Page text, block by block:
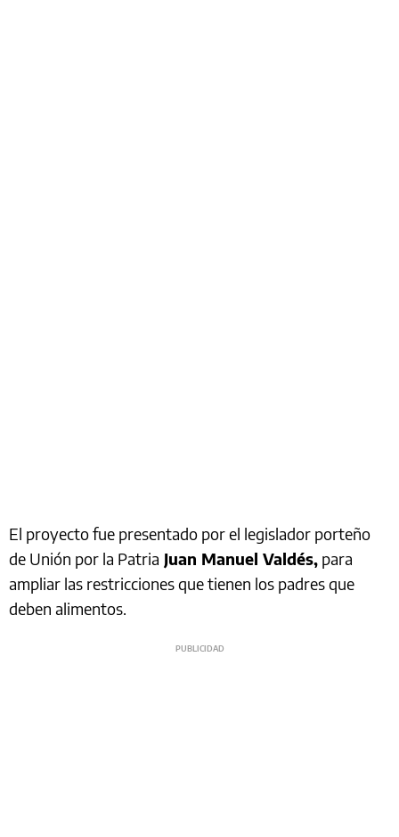
El proyecto fue presentado por el legislador porteño
de Unión por la Patria Juan Manuel Valdés, para
ampliar las restricciones que tienen los padres que
deben alimentos.